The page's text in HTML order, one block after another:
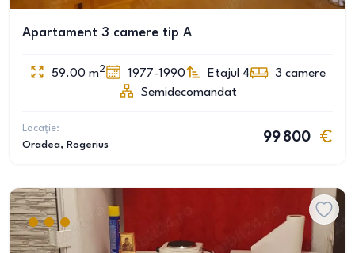
Apartament 3 camere tip A
59.00 m2 1977-1990 Etajul 4 3 camere
Semidecomandat
Locație:
Oradea, Rogerius
99 800